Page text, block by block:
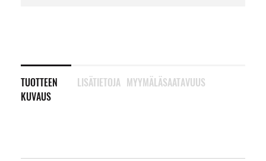
TUOTTEEN
KUVAUS
LISÄTIETOJA MYYMÄLÄSAATAVUUS